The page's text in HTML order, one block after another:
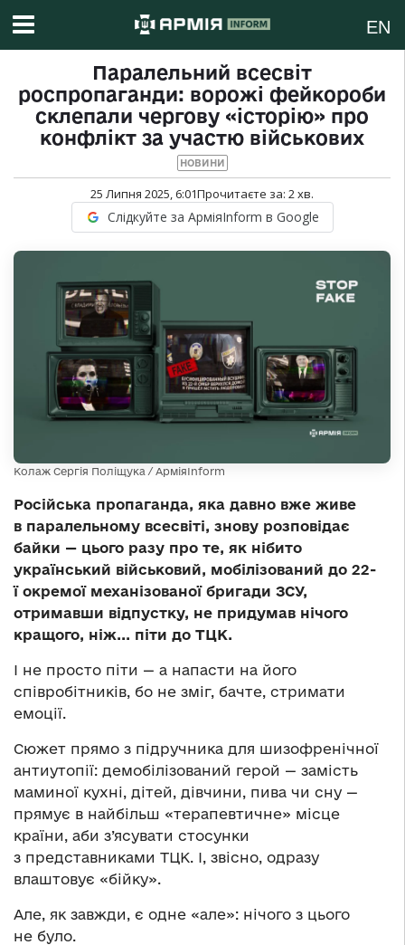
EN
Паралельний всесвіт
роспропаганди: ворожі фейкороби
склепали чергову «історію» про
конфлікт за участю військових
НОВИНИ
25 Липня 2025, 6:01Прочитаєте за: 2хв.
Слідкуйте за АрміяInform в Google
Колаж Сергія Поліщука / АрміяInform
Російська пропаганда, яка давно вже живе
в паралельному всесвіті, знову розповідає
байки — цього разу про те, як нібито
український військовий, мобілізований до 22-
ї окремої механізованої бригади ЗСУ,
отримавши відпустку, не придумав нічого
кращого, ніж... піти до ТЦК.
І не просто піти — а напасти на його
співробітників, бо не зміг, бачте, стримати
емоції.
Сюжет прямо з підручника для шизофренічної
антиутопії: демобілізований герой — замість
маминої кухні, дітей, дівчини, пива чи сну —
прямує в найбільш «терапевтичне» місце
країни, аби з’ясувати стосунки
з представниками ТЦК. І, звісно, одразу
влаштовує «бійку».
Але, як завжди, є одне «але»: нічого з цього
не було.